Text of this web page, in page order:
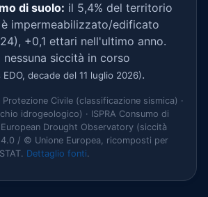
di suolo: il 5,4% del territorio
impermeabilizzato/edificato
+0,1 ettari nell'ultimo anno.
nessuna siccità in corso
decade del 11 luglio 2026).
Civile (classificazione sismica) ·
idrogeologico) · ISPRA Consumo di
Drought Observatory (siccità
/ © Unione Europea, ricomposti per
Dettaglio fonti.